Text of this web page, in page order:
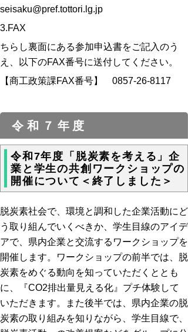
seisaku@pref.tottori.lg.jp
3.FAX
ちらし裏面にある参加申込書をご記入のう
え、以下のFAX番号に送付してください。
【商工政策課FAX番号】 0857-26-8117
令和７年度
令和7年度「脱炭素を考える」企
業と学生の共創ワークショップの
開催について＜終了しました＞
脱炭素社会で、環境と調和した企業活動にど
う取り組んでいくべきか、学生目線のアイデ
アで、県内企業と交流するワークショップを
開催します。ワークショップの前半では、脱
炭素をめぐる動向を知っていただくととも
に、『CO2排出量見える化』プチ体験して
いただきます。また後半では、県内企業の脱
炭素の取り組みを知りながら、学生目線で、